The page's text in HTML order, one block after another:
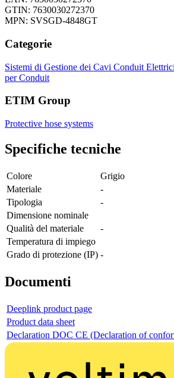
GTIN: 7630030272370
MPN: SVSGD-4848GT
Categorie
Sistemi di Gestione dei Cavi Conduit Elettrici
per Conduit
ETIM Group
Protective hose systems
Specifiche tecniche
Colore
Grigio
Materiale
-
Tipologia
-
Dimensione nominale
Qualità del materiale
-
Temperatura di impiego
Grado di protezione (IP) -
Documenti
Deeplink product page
Product data sheet
Declaration DOC CE (Declaration of